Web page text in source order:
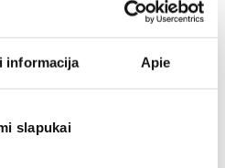
informacija Apie
slapukai